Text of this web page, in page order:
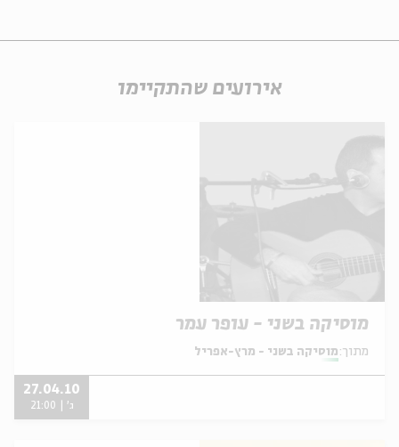
אירועים שהתקיימו
מוסיקה בשני - עופר עמר
מתוך: מוסיקה בשני - מרץ-אפריל
27.04.10
ג' | 21:00